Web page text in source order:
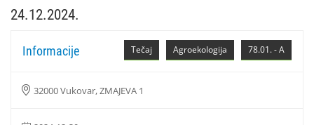
24.12.2024.
78.01. - A
Agroekologija
Tečaj
Informacije
32000 Vukovar, ZMAJEVA 1